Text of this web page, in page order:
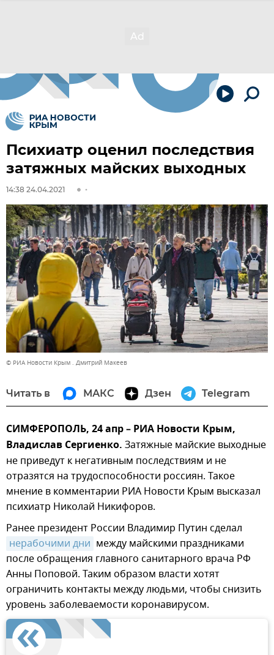
Психиатр оценил последствия
затяжных майских выходных
14:38 24.04.2021
© РИА Новости Крым . Дмитрий Макеев
Читать в МАКС Дзен Telegram
СИМФЕРОПОЛЬ, 24 апр – РИА Новости Крым,
Владислав Сергиенко. Затяжные майские выходные
не приведут к негативным последствиям и не
отразятся на трудоспособности россиян. Такое
мнение в комментарии РИА Новости Крым высказал
психиатр Николай Никифоров.
Ранее президент России Владимир Путин сделал
нерабочими дни между майскими праздниками
после обращения главного санитарного врача РФ
Анны Поповой. Таким образом власти хотят
ограничить контакты между людьми, чтобы снизить
уровень заболеваемости коронавирусом.